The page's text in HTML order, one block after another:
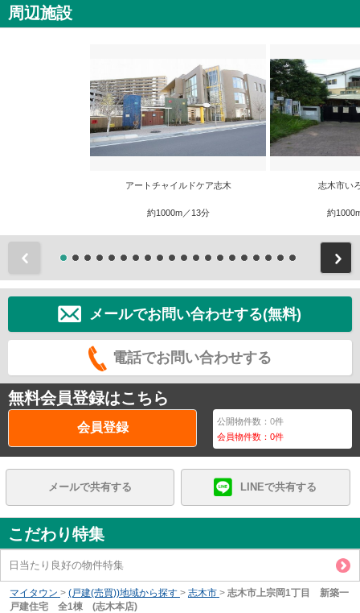
周辺施設
アートチャイルドケア志木
約1000m／13分
志木市い
約
メールでお問い合わせする(無料)
電話でお問い合わせする
無料会員登録はこちら
会員登録 公開物件数：0件
会員物件数：0件
メールで共有する LINEで共有する
こだわり特集
日当たり良好の物件特集
マイタウン > (戸建(売買))地域から探す > 志木市 > 志木市上宗岡1丁目 新築一
戸建住宅 全1棟 (志木本店)